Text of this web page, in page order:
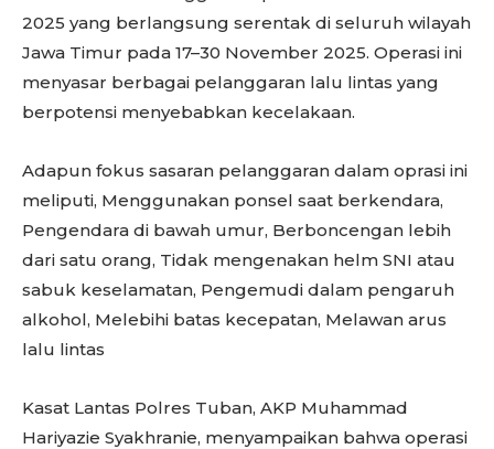
2025 yang berlangsung serentak di seluruh wilayah
Jawa Timur pada 17–30 November 2025. Operasi ini
menyasar berbagai pelanggaran lalu lintas yang
berpotensi menyebabkan kecelakaan.
Adapun fokus sasaran pelanggaran dalam oprasi ini
meliputi, Menggunakan ponsel saat berkendara,
Pengendara di bawah umur, Berboncengan lebih
dari satu orang, Tidak mengenakan helm SNI atau
sabuk keselamatan, Pengemudi dalam pengaruh
alkohol, Melebihi batas kecepatan, Melawan arus
lalu lintas
Kasat Lantas Polres Tuban, AKP Muhammad
Hariyazie Syakhranie, menyampaikan bahwa operasi